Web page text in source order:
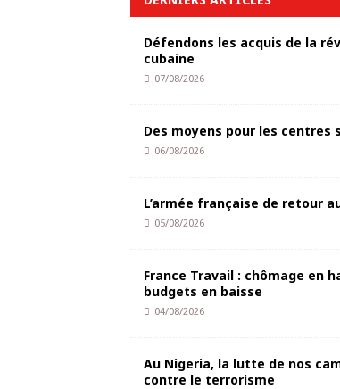
Défendons les acquis de la
cubaine
07/08/2026
Des moyens pour les centres
06/08/2026
L’armée française de retour
05/08/2026
France Travail : chômage en
budgets en baisse
04/08/2026
Au Nigeria, la lutte de nos
contre le terrorisme